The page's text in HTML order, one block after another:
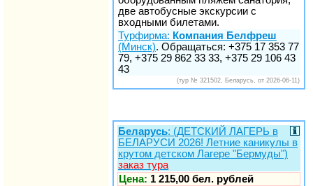
две автобусные экскурсии с
входными билетами.
Турфирма: Компания Белфреш
(Минск). Обращаться: +375 17 353 77
79, +375 29 862 33 33, +375 29 106 43
43
(тур № 321502, Беларусь, от 2026-06-11)
Беларусь: (ДЕТСКИЙ ЛАГЕРЬ в
БЕЛАРУСИ 2026! Летние каникулы в
крутом детском Лагере "Бермуды")
заказ тура
Цена: 1 215,00 бел. рублей